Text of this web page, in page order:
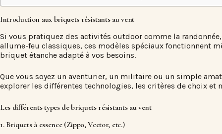
Introduction aux briquets résistants au vent
Si vous pratiquez des activités outdoor comme la
allume-feu classiques, ces modèles spéciaux fonctionnent
briquet étanche adapté à vos besoins.
Que vous soyez un aventurier, un militaire ou un simple
explorer les différentes technologies, les critères de choix et
Les différents types de briquets résistants au vent
1. Briquets à essence (Zippo, Vector, etc.)